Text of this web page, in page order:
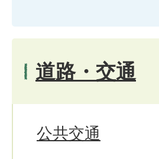
道路・交通
公共交通